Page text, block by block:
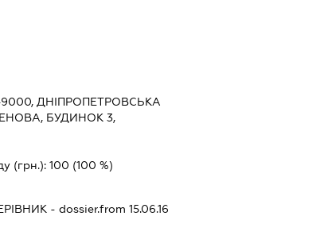
ДНІПРОПЕТРОВСЬКА
БУДИНОК 3,
(грн.):100 (100 %)
- dossier.from 15.06.16